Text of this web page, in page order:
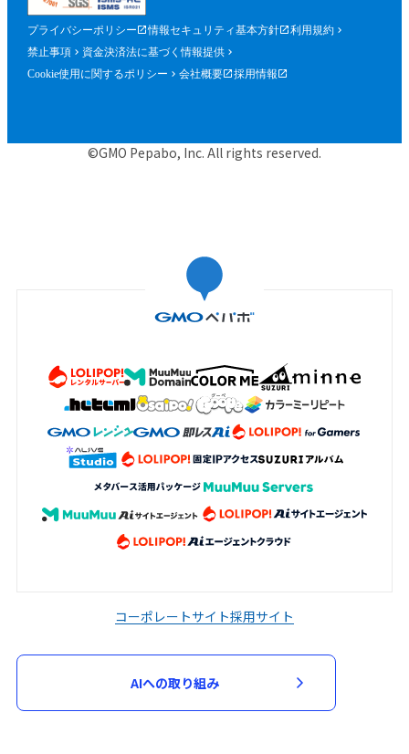
ものとします。
第５条（参加申込）
参加申込は、当社が提供する申込専用ペー
当社は、前項に基づく参加申込について承
トの参加に関する契約（以下「参加契約」
といいます。）が成立するものとします。
当社は、申込者に対し、第１項に基づく参
合、当該審査のため必要な資料の提出を求
める場合があります。申込者は、当社から
資料の提出を求められた場合には、速やか
に指定された資料を提出するものとしま
加申込を承諾せず又は参加契約を取り消す
ことができるものとします。
偽、不正確又は誤りがあった場合
するサービスの利用停止等の処分を受け
ている場合
第３項に基づく資料の提出がない場合
プライバシーポリシー 情報セキュリティ基本方針
利用規約
禁止事項
資金決済法に基づく情報提供
Cookie使用に関するポリシー
会社概要 採用情報
©GMO Pepabo, Inc. All rights reserved.
コーポレートサイト採用サイト
AIへの取り組み